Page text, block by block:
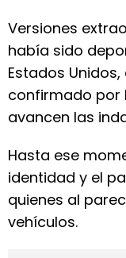
Versiones
había sido
Estados
confirmado por
avancen las
Hasta ese
identidad y el
quienes al
vehículos.